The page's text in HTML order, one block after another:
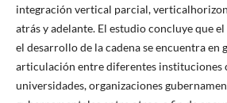
integración vertical parcial,
atrás y adelante. El estudio concluye que
el desarrollo de la cadena se encuentra en
articulación entre diferentes instituciones
universidades, organizaciones